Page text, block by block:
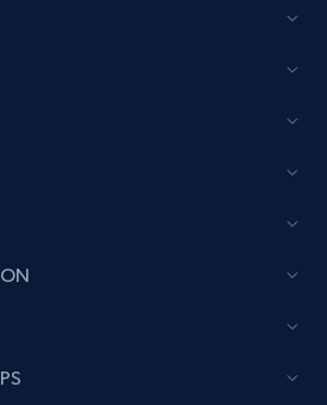
Reviews count item, Initial
on products using